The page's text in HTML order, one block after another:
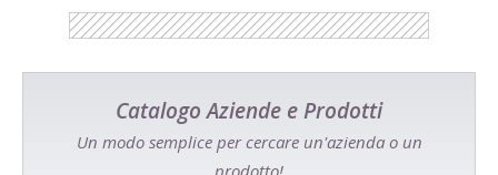
Catalogo Aziende e Prodotti
Un modo semplice per cercare un'azienda o un
prodotto!